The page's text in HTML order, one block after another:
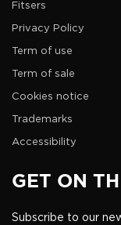
Fitsers
Privacy Policy
Term of use
Term of sale
Cookies notice
Trademarks
Accessibility
GET ON
Subscribe to our